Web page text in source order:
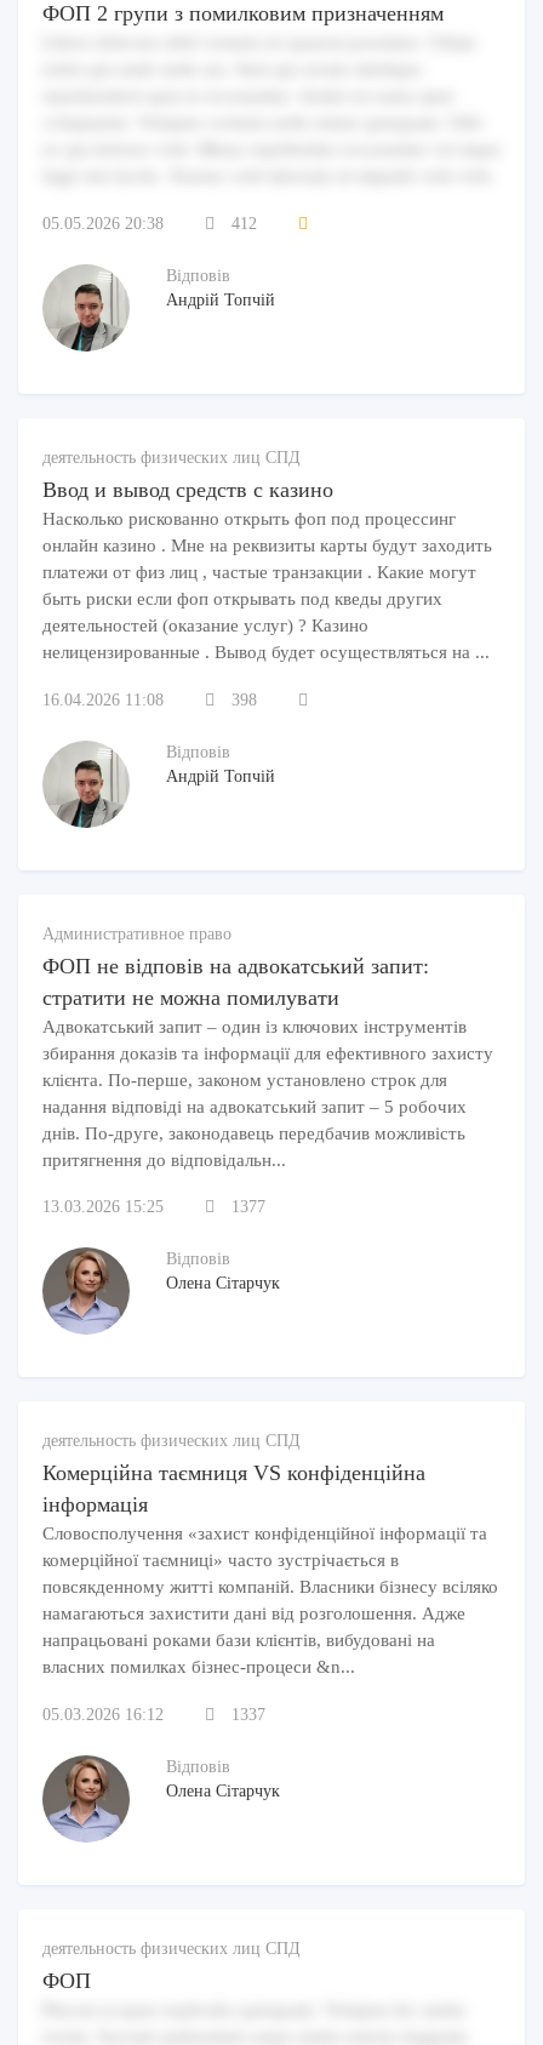
ФОП 2 групи з помилковим призначенням
05.05.2026 20:38 412
Відповів
Андрій Топчій
деятельность физических лиц СПД
Ввод и вывод средств с казино
Насколько рискованно открыть фоп под процессинг
онлайн казино . Мне на реквизиты карты будут заходить
платежи от физ лиц , частые транзакции . Какие могут
быть риски если фоп открывать под кведы других
деятельностей (оказание услуг) ? Казино
нелицензированные . Вывод будет осуществляться на ...
16.04.2026 11:08 398
Відповів
Андрій Топчій
Административное право
ФОП не відповів на адвокатський запит:
стратити не можна помилувати
Адвокатський запит – один із ключових інструментів
збирання доказів та інформації для ефективного захисту
клієнта. По-перше, законом установлено строк для
надання відповіді на адвокатський запит – 5 робочих
днів. По-друге, законодавець передбачив можливість
притягнення до відповідальн...
13.03.2026 15:25 1377
Відповів
Олена Сітарчук
деятельность физических лиц СПД
Комерційна таємниця VS конфіденційна
інформація
Словосполучення «захист конфіденційної інформації та
комерційної таємниці» часто зустрічається в
повсякденному житті компаній. Власники бізнесу всіляко
намагаються захистити дані від розголошення. Адже
напрацьовані роками бази клієнтів, вибудовані на
власних помилках бізнес-процеси &n...
05.03.2026 16:12 1337
Відповів
Олена Сітарчук
деятельность физических лиц СПД
ФОП